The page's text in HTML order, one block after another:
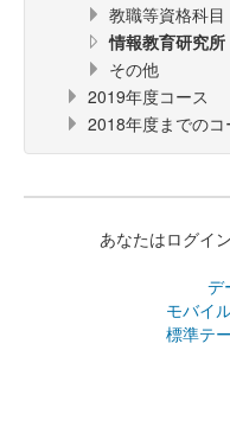
教職等資格科目
情報教育研究所
その他
2019年度コース
2018年度までのコ
あなたはログイ
デ
モバイ
標準テ